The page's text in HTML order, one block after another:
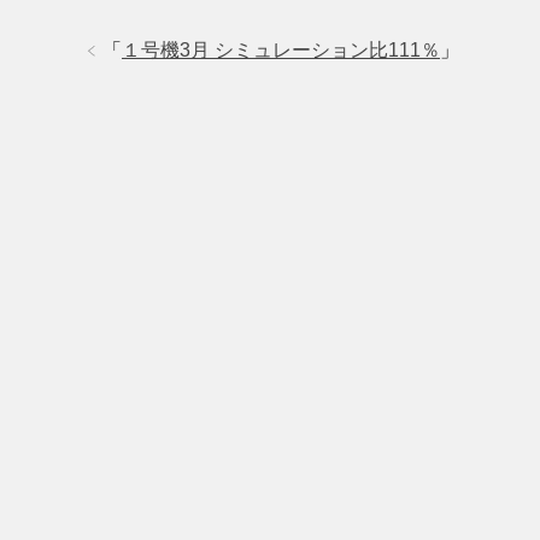
「 １号機3月 シミュレーション比111％ 」